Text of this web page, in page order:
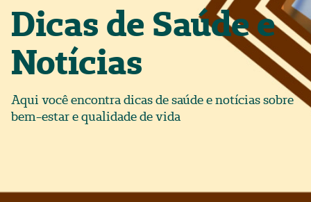
Dicas de Saúde e
Notícias
Aqui você encontra dicas de saúde e notícias sobre
bem-estar e qualidade de vida